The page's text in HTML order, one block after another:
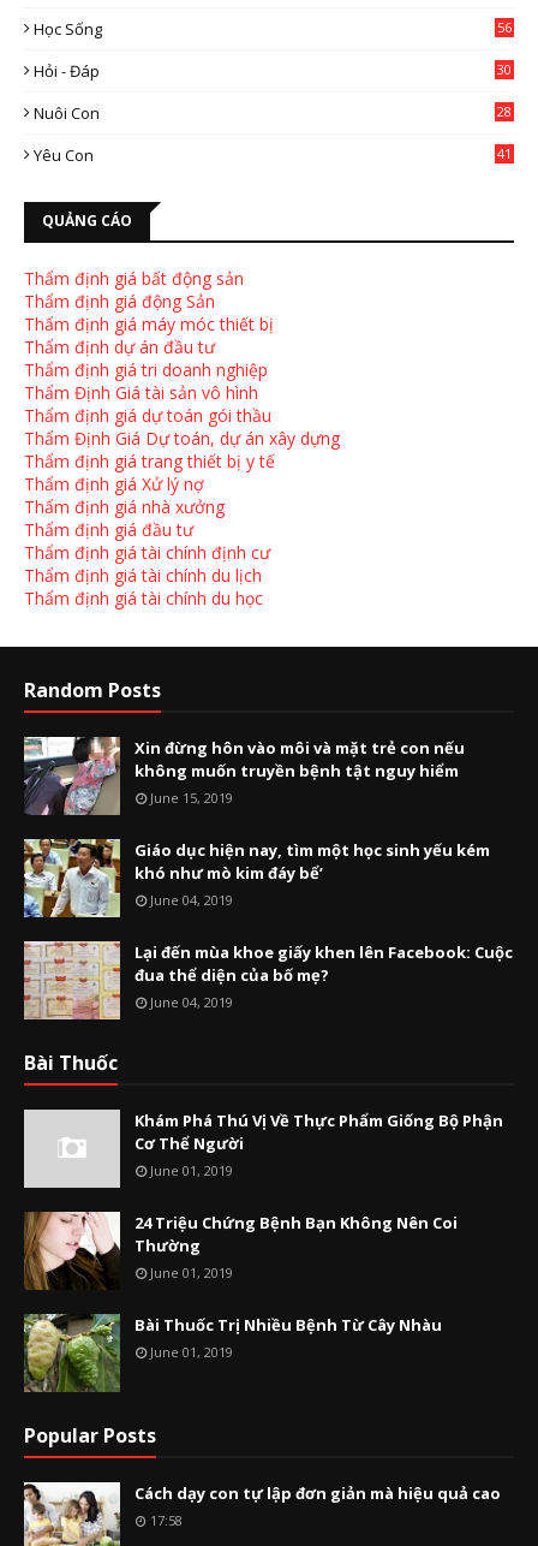
Học Sống 56
Hỏi - Đáp 30
Nuôi Con
28
Yêu Con
41
QUẢNG CÁO
Thẩm định giá bất động sản
Thẩm định giá động Sản
Thẩm định giá máy móc thiết bị
Thẩm định dự án đầu tư
Thẩm định giá tri doanh nghiệp
Thẩm Định Giá tài sản vô hình
Thẩm định giá dự toán gói thầu
Thẩm Định Giá Dự toán, dự án xây dựng
Thẩm định giá trang thiết bị y tế
Thẩm định giá Xử lý nợ
Thẩm định giá nhà xưởng
Thẩm định giá đầu tư
Thẩm định giá tài chính định cư
Thẩm định giá tài chính du lịch
Thẩm định giá tài chính du học
Random Posts
Xin đừng hôn vào môi và mặt trẻ con nếu
không muốn truyền bệnh tật nguy hiểm
June 15, 2019
Giáo dục hiện nay, tìm một học sinh yếu kém
khó như mò kim đáy bể’
June 04, 2019
Lại đến mùa khoe giấy khen lên Facebook: Cuộc
đua thể diện của bố mẹ?
June 04, 2019
Bài Thuốc
Khám Phá Thú Vị Về Thực Phẩm Giống Bộ Phận
Cơ Thể Người
June 01, 2019
24 Triệu Chứng Bệnh Bạn Không Nên Coi
Thường
June 01, 2019
Bài Thuốc Trị Nhiều Bệnh Từ Cây Nhàu
June 01, 2019
Popular Posts
Cách dạy con tự lập đơn giản mà hiệu quả cao
17:58